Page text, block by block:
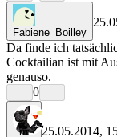
Fabiene_Boilley
Da finde ich
Cocktailian ist mit
genauso.
0
rrr
25.05.2014,